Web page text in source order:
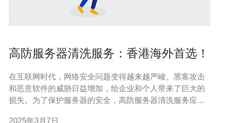
高防服务器清洗服务：香港海外首选！
在互联网时代，网络安全问题变得越来越严峻。黑客攻击
和恶意软件的威胁日益增加，给企业和个人带来了巨大的
损失。为了保护服务器的安全，高防服务器清洗服务应运
2025年3月7日